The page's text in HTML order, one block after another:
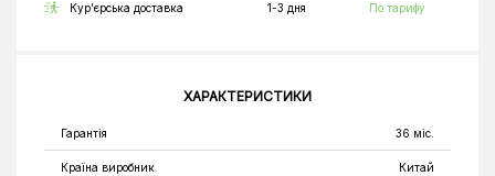
Кур’єрська доставка 1-3 дня По тарифу
ХАРАКТЕРИСТИКИ
Гарантія 36 міс.
Країна виробник Китай